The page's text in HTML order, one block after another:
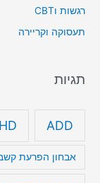
רגשות וCBT
תעסוקה וקריירה
תגיות
ADD
אבחון הפרעת קשב